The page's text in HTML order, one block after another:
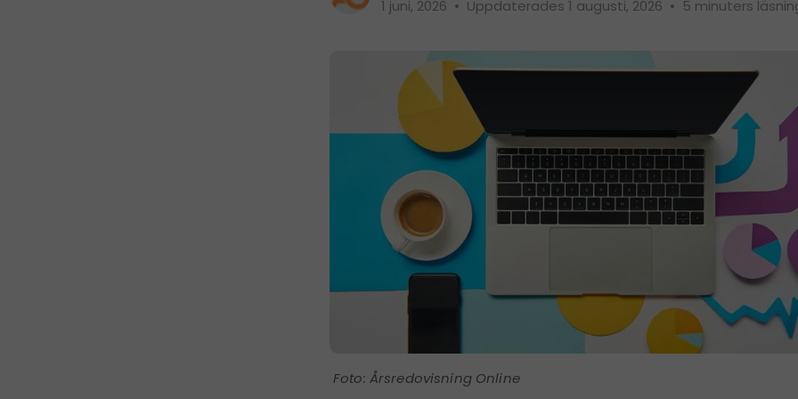
1 juni, 2026 • Uppdaterades 1 augusti, 2026 • 5 minuters
Årsredovisning Online